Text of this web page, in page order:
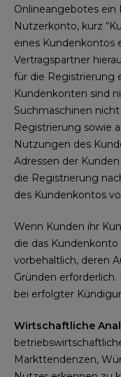
Onlineangebotes ein
Nutzerkonto, kurz
eines Kundenkontos
Vertragspartner
für die Registrierung
Kundenkonten sind
Suchmaschinen
Registrierung sowie
Nutzungen des
Adressen der
die Registrierung
des Kundenkontos
Wenn Kunden ihr
die das
vorbehaltlich, deren
Gründen
bei erfolgter
Wirtschaftliche
Markttendenzen,